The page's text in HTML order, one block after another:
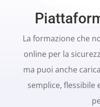
La formazione che
online per la
ma puoi anche
semplice, flessibile